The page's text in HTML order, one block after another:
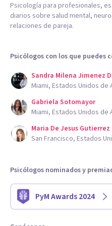
Psicología para profesionales,
diarios sobre salud mental,
relaciones de pareja.
Psicólogos con los que puedes
Sandra Milena Jimenez
Miami, Estados Unidos de
Gabriela Sotomayor
Miami, Estados Unidos de
Maria De Jesus
San Francisco, Estados
Psicólogos nominados y
PyM Awards 2024